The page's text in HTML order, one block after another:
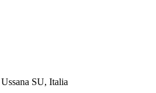
SU, Italia